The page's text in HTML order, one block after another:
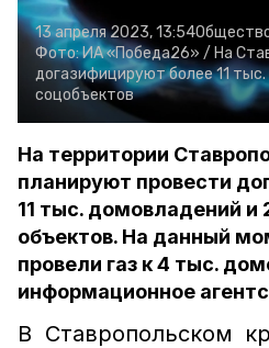
13 апреля 2023, 13:54
Фото:ИА «Победа26» / На
догазифицируют более 11
соцобъектов
На территории
планируют провести
11 тыс. домовладений и
объектов. На данный
провели газ к 4 тыс.
информационное
В Ставропольском